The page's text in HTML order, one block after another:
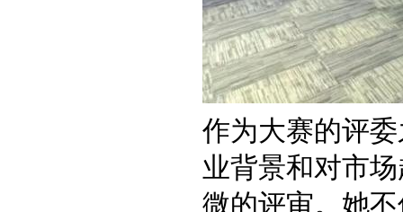
作为大赛的评
业背景和对市
微的评审。她